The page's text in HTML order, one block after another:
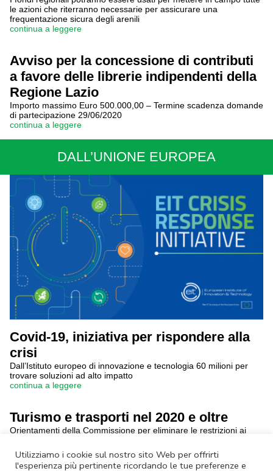
Utilizziamo i cookie sul nostro sito Web per offrirti
l'esperienza più pertinente ricordando le tue preferenze e
le azioni che riterranno necessarie per assicurare una
frequentazione sicura degli arenili
continua a leggere
Avviso per la concessione di contributi
a favore delle librerie indipendenti della
Regione Lazio
Importo massimo Euro 500.000,00 – Termine scadenza domande
di partecipazione 29/06/2020
continua a leggere
DALL’UNIONE EUROPEA
Covid-19, iniziativa per rispondere alla
crisi
Dall’Istituto europeo di innovazione e tecnologia 60 milioni per
trovare soluzioni ad alto impatto
continua a leggere
Turismo e trasporti nel 2020 e oltre
Orientamenti della Commissione per eliminare le restrizioni ai
continua a leggere